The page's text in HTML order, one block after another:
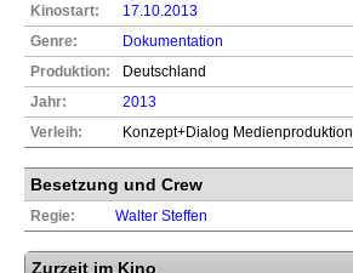
Kinostart:
17.10.2013
Genre:
Dokumentation
Produktion:
Deutschland
Jahr:
2013
Verleih:
Konzept+Dialog Medienproduktion
Besetzung und Crew
Regie: Walter Steffen
Zurzeit im Kino